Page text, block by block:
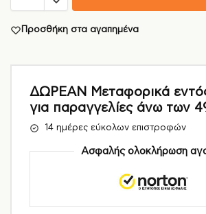
Προσθήκη στα αγαπημένα
ΔΩΡΕΑΝ Μεταφορικά
για παραγγελίες άνω των
14 ημέρες εύκολων επιστροφών
Ασφαλής ολοκλήρωση